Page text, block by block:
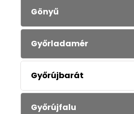
Gönyű
Győrladamér
Győrújbarát
Győrújfalu